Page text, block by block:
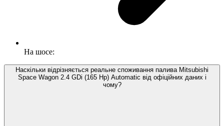
На шосе:
Наскільки відрізняється реальне споживання палива Mitsubishi
Space Wagon 2.4 GDi (165 Hp) Automatic від офіційних даних і
чому?